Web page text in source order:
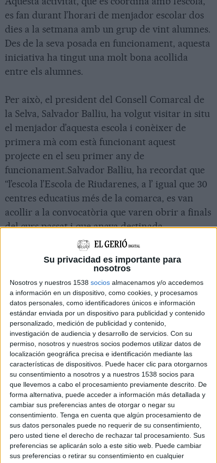
Su privacidad es importante para
nosotros
Nosotros y nuestros 1538 socios almacenamos y/o accedemos
a información en un dispositivo, como cookies, y procesamos
datos personales, como identificadores únicos e información
estándar enviada por un dispositivo para publicidad y contenido
personalizado, medición de publicidad y contenido,
investigación de audiencia y desarrollo de servicios. Con su
permiso, nosotros y nuestros socios podemos utilizar datos de
localización geográfica precisa e identificación mediante las
características de dispositivos. Puede hacer clic para otorgarnos
su consentimiento a nosotros y a nuestros 1538 socios para
que llevemos a cabo el procesamiento previamente descrito. De
forma alternativa, puede acceder a información más detallada y
cambiar sus preferencias antes de otorgar o negar su
consentimiento. Tenga en cuenta que algún procesamiento de
sus datos personales puede no requerir de su consentimiento,
pero usted tiene el derecho de rechazar tal procesamiento. Sus
preferencias se aplicarán solo a este sitio web. Puede cambiar
sus preferencias o retirar su consentimiento en cualquier
es fan durant l’horari de menjador escolar dos
dies a la setmana amb un grup de vint alumnes.
Des de la seva posada en funcionament, aquesta
iniciativa ha tingut una molt bona acollida
entre els alumnes.
Per això, el president del Consell Comarcal de
la Selva, Salvador Balliu, ha volgut visitar in situ
el menjador d’aquesta escola i conèixer de
primera mà com està funcionant aquest
projecte en el seu primer any de
funcionament.Salvador Balliu, ha recordat que
“l’escola l’Escola de Riudarenes, a l’ igual que 30
centres educatius més de la comarca, es van
acollir a la convocatòria que varen obrir a finals
del curs passat i que anava destinada
exclusivament a finançar despeses o inversions
que repercuteixin directament en el servei de
menjador escolar.”
Així, d’una banda, es financen aquelles
inversions en instal•lacions a la mateixa escola
o en diferents tipus d’equipaments, sempre que
estiguin relacionats amb activitats que es
duguin a terme durant l’horari escolar; i, de
l’altra, els projectes d’educació social i en el
lleure durant l’horari de menjador escolar, que
comportin la necessitat de subcontractar
professionals o empreses per desenvolupar-los
o la necessitat d’adquirir material o
equipaments necessaris per dur-los a terme. En
el cas de l’escola Josep Boada de Riudarenes va